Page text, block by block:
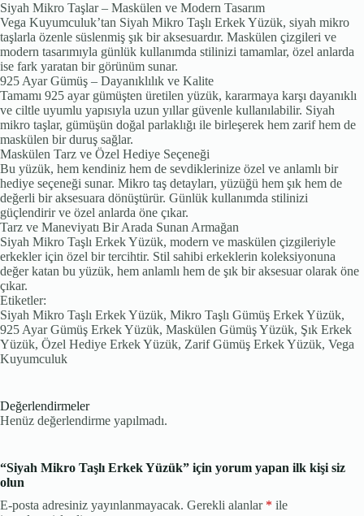
Siyah Mikro Taşlar – Maskülen ve Modern Tasarım
Vega Kuyumculuk’tan Siyah Mikro Taşlı Erkek Yüzük, siyah mikro
taşlarla özenle süslenmiş şık bir aksesuardır. Maskülen çizgileri ve
modern tasarımıyla günlük kullanımda stilinizi tamamlar, özel anlarda
ise fark yaratan bir görünüm sunar.
925 Ayar Gümüş – Dayanıklılık ve Kalite
Tamamı 925 ayar gümüşten üretilen yüzük, kararmaya karşı dayanıklı
ve ciltle uyumlu yapısıyla uzun yıllar güvenle kullanılabilir. Siyah
mikro taşlar, gümüşün doğal parlaklığı ile birleşerek hem zarif hem de
maskülen bir duruş sağlar.
Maskülen Tarz ve Özel Hediye Seçeneği
Bu yüzük, hem kendiniz hem de sevdiklerinize özel ve anlamlı bir
hediye seçeneği sunar. Mikro taş detayları, yüzüğü hem şık hem de
değerli bir aksesuara dönüştürür. Günlük kullanımda stilinizi
güçlendirir ve özel anlarda öne çıkar.
Tarz ve Maneviyatı Bir Arada Sunan Armağan
Siyah Mikro Taşlı Erkek Yüzük, modern ve maskülen çizgileriyle
erkekler için özel bir tercihtir. Stil sahibi erkeklerin koleksiyonuna
değer katan bu yüzük, hem anlamlı hem de şık bir aksesuar olarak öne
çıkar.
Etiketler:
Siyah Mikro Taşlı Erkek Yüzük, Mikro Taşlı Gümüş Erkek Yüzük,
925 Ayar Gümüş Erkek Yüzük, Maskülen Gümüş Yüzük, Şık Erkek
Yüzük, Özel Hediye Erkek Yüzük, Zarif Gümüş Erkek Yüzük, Vega
Kuyumculuk
Değerlendirmeler
Henüz değerlendirme yapılmadı.
“Siyah Mikro Taşlı Erkek Yüzük” için yorum yapan ilk kişi siz
olun
E-posta adresiniz yayınlanmayacak. Gerekli alanlar * ile